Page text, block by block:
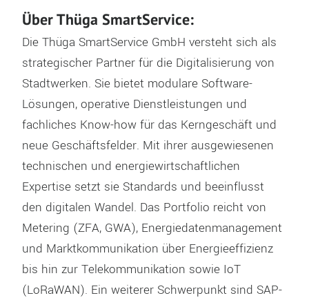
Über Thüga SmartService:
Die Thüga SmartService GmbH versteht sich als
strategischer Partner für die Digitalisierung von
Stadtwerken. Sie bietet modulare Software-
Lösungen, operative Dienstleistungen und
fachliches Know-how für das Kerngeschäft und
neue Geschäftsfelder. Mit ihrer ausgewiesenen
technischen und energiewirtschaftlichen
Expertise setzt sie Standards und beeinflusst
den digitalen Wandel. Das Portfolio reicht von
Metering (ZFA, GWA), Energiedatenmanagement
und Marktkommunikation über Energieeffizienz
bis hin zur Telekommunikation sowie IoT
(LoRaWAN). Ein weiterer Schwerpunkt sind SAP-